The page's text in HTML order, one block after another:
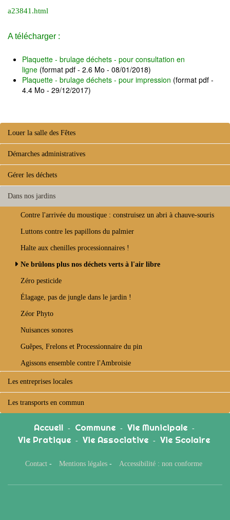
a23841.html
A télécharger :
Plaquette - brulage déchets - pour consultation en
ligne (format pdf - 2.6 Mo - 08/01/2018)
Plaquette - brulage déchets - pour impression (format pdf -
4.4 Mo - 29/12/2017)
Louer la salle des Fêtes
Démarches administratives
Gérer les déchets
Dans nos jardins
Contre l'arrivée du moustique : construisez un abri à chauve-souris
Luttons contre les papillons du palmier
Halte aux chenilles processionnaires !
Ne brûlons plus nos déchets verts à l'air libre
Zéro pesticide
Élagage, pas de jungle dans le jardin !
Zéor Phyto
Nuisances sonores
Guêpes, Frelons et Processionnaire du pin
Agissons ensemble contre l'Ambroisie
Les entreprises locales
Les transports en commun
Accueil - Commune - Vie Municipale -
Vie Pratique - Vie Associative - Vie Scolaire
Contact - Mentions légales - Accessibilité : non conforme